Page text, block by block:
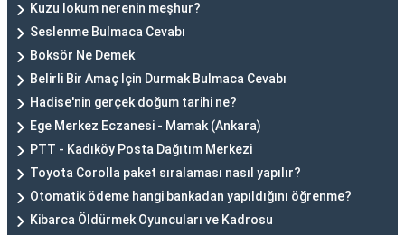
Kuzu lokum nerenin meşhur?
Seslenme Bulmaca Cevabı
Boksör Ne Demek
Belirli Bir Amaç Için Durmak Bulmaca Cevabı
Hadise'nin gerçek doğum tarihi ne?
Ege Merkez Eczanesi - Mamak (Ankara)
PTT - Kadıköy Posta Dağıtım Merkezi
Toyota Corolla paket sıralaması nasıl yapılır?
Otomatik ödeme hangi bankadan yapıldığını öğrenme?
Kibarca Öldürmek Oyuncuları ve Kadrosu